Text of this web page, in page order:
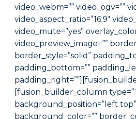
video_webm=”” video_ogv=””
video_aspect_ratio=”16:9″
video_mute=”yes”
video_preview_image=””
border_style=”solid”
padding_bottom=””
[fusion_builder_column
background_position=”left top”
background_color=””